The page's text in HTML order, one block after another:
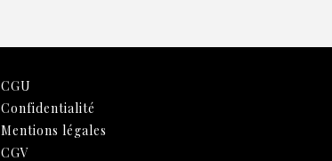
CGU
Confidentialité
Mentions légales
CGV